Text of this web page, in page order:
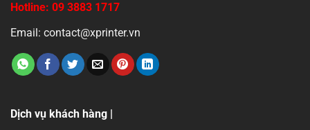
Hotline: 09 3883 1717
Email: contact@xprinter.vn
Dịch vụ khách hàng |